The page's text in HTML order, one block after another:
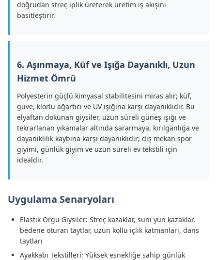
doğrudan streç iplik üreterek üretim iş akışını
basitleştirir.
6. Aşınmaya, Küf ve Işığa Dayanıklı, Uzun
Hizmet Ömrü
Polyesterin güçlü kimyasal stabilitesini miras alır; küf,
güve, klorlu ağartıcı ve UV ışığına karşı dayanıklıdır. Bu
elyaftan dokunan giysiler, uzun süreli güneş ışığı ve
tekrarlanan yıkamalar altında sararmaya, kırılganlığa ve
dayanıklılık kaybına karşı dayanıklıdır; dış mekan spor
giyimi, günlük giyim ve uzun süreli ev tekstili için
idealdir.
Uygulama Senaryoları
Elastik Örgü Giysiler: Streç kazaklar, suni yün kazaklar,
bedene oturan taytlar, uzun kollu içlik katmanları, dans
taytları
Ayakkabı Tekstilleri: Yüksek esnekliğe sahip günlük